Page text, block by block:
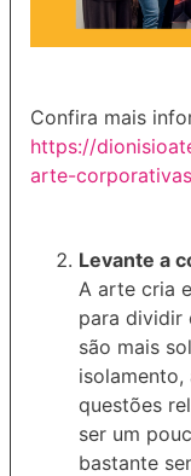
Confira mais
https://
arte-corporativas
Levante a
A arte cria
para dividir
são mais
isolamento,
questões
ser um
bastante